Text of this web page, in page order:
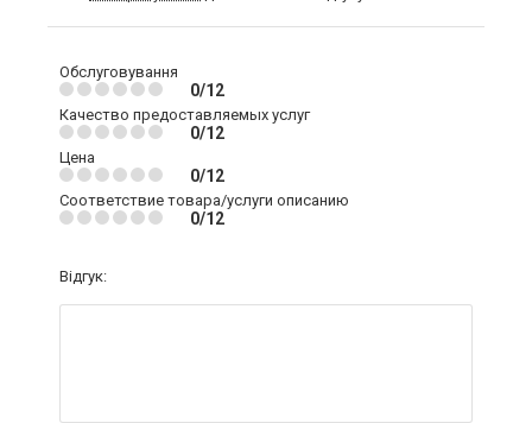
Обслуговування
0/12
Качество предоставляемых услуг
0/12
Цена
0/12
Соответствие товара/услуги описанию
0/12
Відгук: